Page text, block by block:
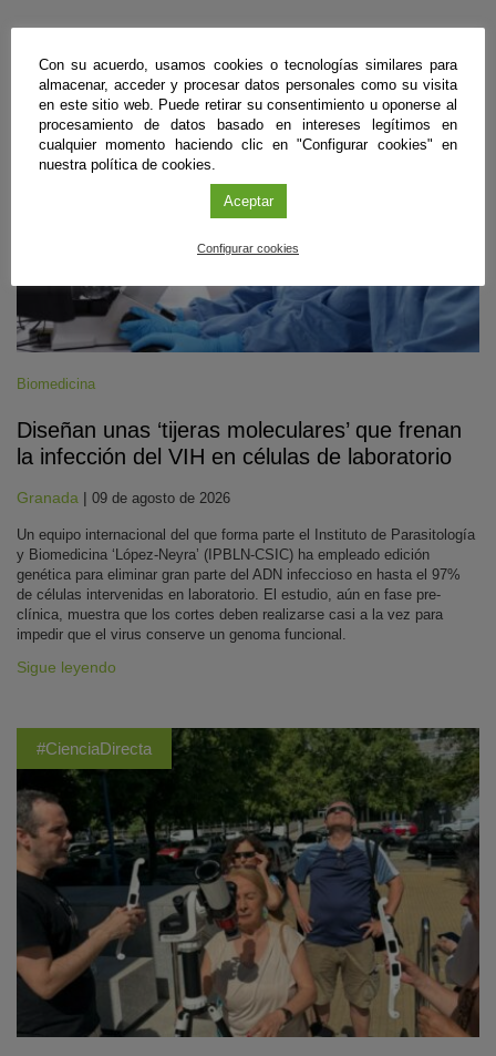
#CienciaDirecta
Biomedicina
Diseñan unas ‘tijeras moleculares’ que frenan
la infección del VIH en células de laboratorio
Granada | 09 de agosto de 2026
Un equipo internacional del que forma parte el Instituto de Parasitología
y Biomedicina ‘López-Neyra’ (IPBLN-CSIC) ha empleado edición
genética para eliminar gran parte del ADN infeccioso en hasta el 97%
de células intervenidas en laboratorio. El estudio, aún en fase pre-
clínica, muestra que los cortes deben realizarse casi a la vez para
impedir que el virus conserve un genoma funcional.
Sigue leyendo
#CienciaDirecta
Con su acuerdo, usamos cookies o tecnologías similares para
almacenar, acceder y procesar datos personales como su visita
en este sitio web. Puede retirar su consentimiento u oponerse al
procesamiento de datos basado en intereses legítimos en
cualquier momento haciendo clic en "Configurar cookies" en
nuestra política de cookies.
Aceptar
Configurar cookies